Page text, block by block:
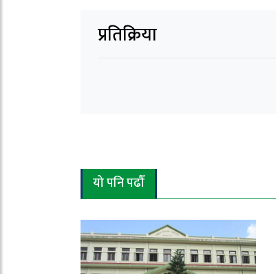
प्रतिक्रिया
यो पनि पढौँ